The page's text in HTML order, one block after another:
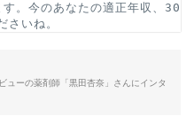
。今のあなたの適正年収、30
さいね。
ューの薬剤師「黒田杏奈」さんにインタ